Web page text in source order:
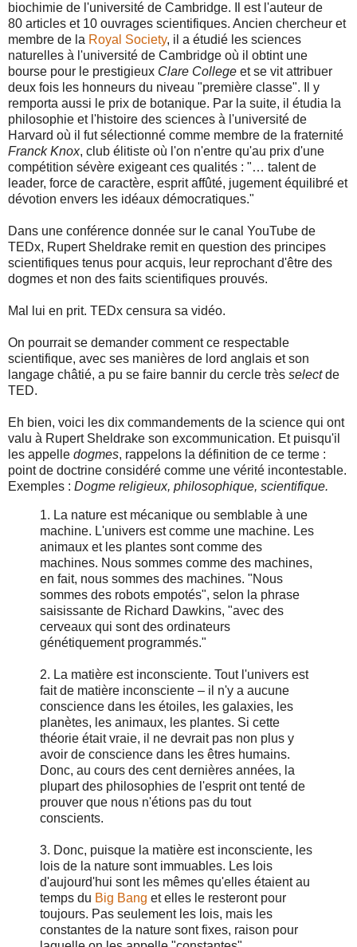
biochimie de l'université de Cambridge. Il est l'auteur de
80 articles et 10 ouvrages scientifiques. Ancien chercheur et
membre de la Royal Society, il a étudié les sciences
naturelles à l'université de Cambridge où il obtint une
bourse pour le prestigieux Clare College et se vit attribuer
deux fois les honneurs du niveau "première classe". Il y
remporta aussi le prix de botanique. Par la suite, il étudia la
philosophie et l'histoire des sciences à l'université de
Harvard où il fut sélectionné comme membre de la fraternité
Franck Knox, club élitiste où l'on n'entre qu'au prix d'une
compétition sévère exigeant ces qualités : "… talent de
leader, force de caractère, esprit affûté, jugement équilibré et
dévotion envers les idéaux démocratiques."
Dans une conférence donnée sur le canal YouTube de
TEDx, Rupert Sheldrake remit en question des principes
scientifiques tenus pour acquis, leur reprochant d'être des
dogmes et non des faits scientifiques prouvés.
Mal lui en prit. TEDx censura sa vidéo.
On pourrait se demander comment ce respectable
scientifique, avec ses manières de lord anglais et son
langage châtié, a pu se faire bannir du cercle très selectde
TED.
Eh bien, voici les dix commandements de la science qui ont
valu à Rupert Sheldrake son excommunication. Et puisqu'il
les appelle dogmes, rappelons la définition de ce terme :
point de doctrine considéré comme une vérité incontestable.
Exemples : Dogme religieux, philosophique, scientifique.
1. La nature est mécanique ou semblable à une
machine. L'univers est comme une machine. Les
animaux et les plantes sont comme des
machines. Nous sommes comme des machines,
en fait, nous sommes des machines. "Nous
sommes des robots empotés", selon la phrase
saisissante de Richard Dawkins, "avec des
cerveaux qui sont des ordinateurs
génétiquement programmés."
2. La matière est inconsciente. Tout l'univers est
fait de matière inconsciente – il n'y a aucune
conscience dans les étoiles, les galaxies, les
planètes, les animaux, les plantes. Si cette
théorie était vraie, il ne devrait pas non plus y
avoir de conscience dans les êtres humains.
Donc, au cours des cent dernières années, la
plupart des philosophies de l'esprit ont tenté de
prouver que nous n'étions pas du tout
conscients.
3. Donc, puisque la matière est inconsciente, les
lois de la nature sont immuables. Les lois
d'aujourd'hui sont les mêmes qu'elles étaient au
temps du Big Bang et elles le resteront pour
toujours. Pas seulement les lois, mais les
constantes de la nature sont fixes, raison pour